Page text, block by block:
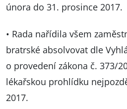
února do 31. prosince 2017.
• Rada nařídila všem
bratrské absolvovat dle
o provedení zákona č. 373/
lékařskou prohlídku
2017.